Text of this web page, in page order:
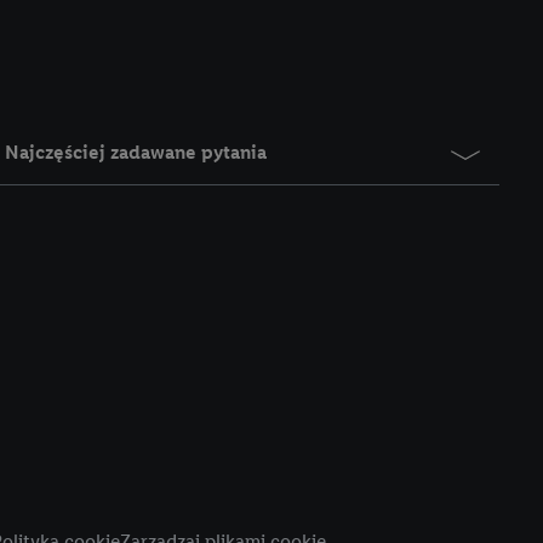
Najczęściej zadawane pytania
jednym z wyżej
możemy
rozpoznać
W tym celu
adres e-
adresu IP. Jeśli
użyciu adresu IP i
usług Lidl. W
Zgodę na
celów marketingu